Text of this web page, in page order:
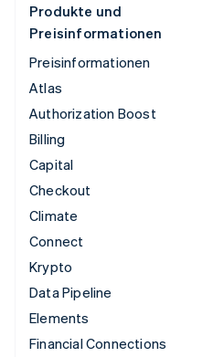
Produkte und
Preisinformationen
Preisinformationen
Atlas
Authorization Boost
Billing
Capital
Checkout
Climate
Connect
Krypto
Data Pipeline
Elements
Financial Connections